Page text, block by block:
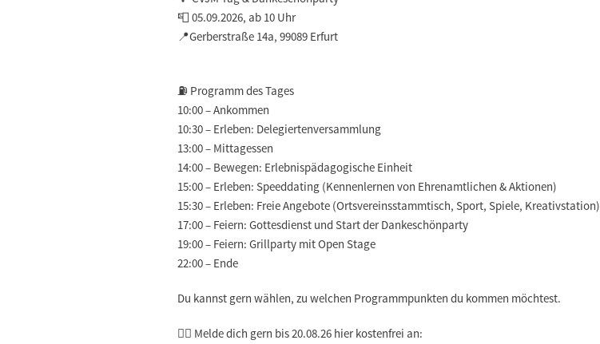
📮 05.09.2026, ab 10 Uhr
📍Gerberstraße 14a, 99089 Erfurt
⛽️ Programm des Tages
10:00 – Ankommen
10:30 – Erleben: Delegiertenversammlung
13:00 – Mittagessen
14:00 – Bewegen: Erlebnispädagogische Einheit
15:00 – Erleben: Speeddating (Kennenlernen von Ehrenamtlichen & Aktionen)
15:30 – Erleben: Freie Angebote (Ortsvereinsstammtisch, Sport, Spiele, Kreativstation)
17:00 – Feiern: Gottesdienst und Start der Dankeschönparty
19:00 – Feiern: Grillparty mit Open Stage
22:00 – Ende
Du kannst gern wählen, zu welchen Programmpunkten du kommen möchtest.
🐦‍🔥 Melde dich gern bis 20.08.26 hier kostenfrei an: